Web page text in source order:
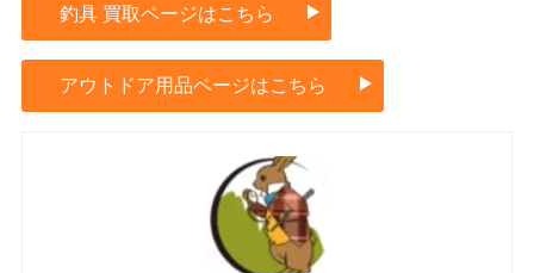
釣具 買取ページはこちら
アウトドア用品ページはこちら